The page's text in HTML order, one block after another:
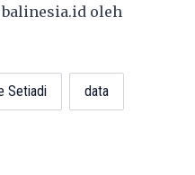
balinesia.id oleh
Setiadi data